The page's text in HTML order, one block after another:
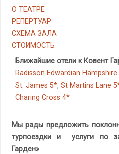
О ТЕАТРЕ
РЕПЕРТУАР
СХЕМА ЗАЛА
СТОИМОСТЬ
Ближайшие отели к Ковент
Radisson Edwardian
St. James 5*, St Martins Lane
Charing Cross 4*
Мы рады предложить
турпоездки и услуги по
Гарден»